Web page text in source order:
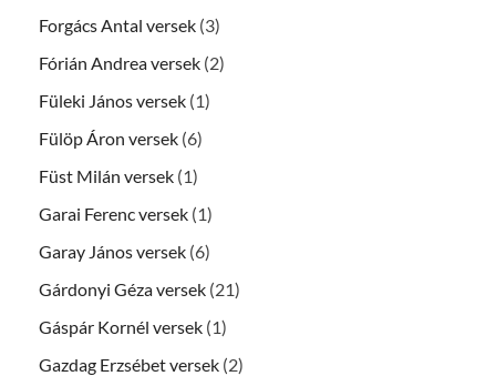
Forgács Antal versek (3)
Fórián Andrea versek (2)
Füleki János versek (1)
Fülöp Áron versek (6)
Füst Milán versek (1)
Garai Ferenc versek (1)
Garay János versek (6)
Gárdonyi Géza versek (21)
Gáspár Kornél versek (1)
Gazdag Erzsébet versek (2)